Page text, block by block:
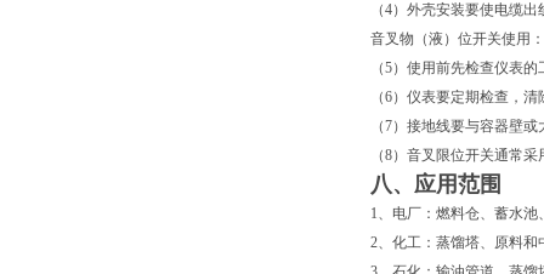
（4）外壳安装要使电缆
音叉物（液）位开关使用：
（5）使用前先检查仪表
（6）仪表要定期检查，
（7）接地线要与容器壁
（8）音叉限位开关通常
八、应用范围
1、电厂：燃料仓、蓄水
2、化工：蒸馏塔、原料